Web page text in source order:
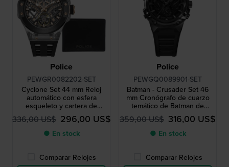
Police
PEWGR0082202-SET
Cyclone Set 44 mm Reloj
automático con esfera
esqueleto y cartera de
regalo
336,00 US$ 296,00 US$
● En stock
Comparar Relojes
Police
PEWGQ0089901-SET
Batman - Crusader Set 46
mm Cronógrafo de cuarzo
temático de Batman de
edición limitada con correa
de regalo
359,00 US$ 316,00 US$
● En stock
Comparar Relojes